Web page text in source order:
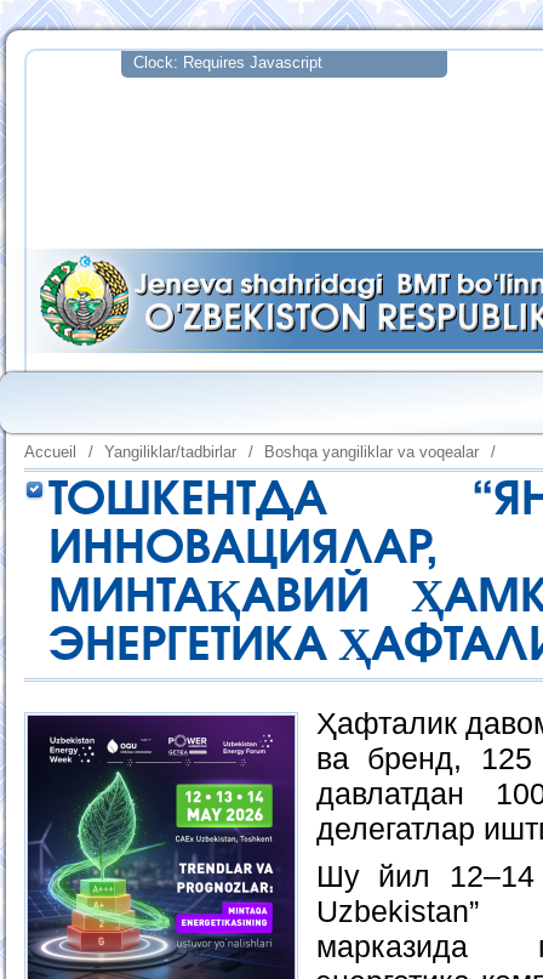
Accueil / Yangiliklar/tadbirlar / Boshqa yangiliklar va voqealar /
ТОШКЕНТДА
МИНТАҚАВИЙ
ЭНЕРГЕТИКА
Ҳафталик
ва бренд,
давлатдан
делегатлар
Шу йил 12–14
Uzbekistan”
марказида